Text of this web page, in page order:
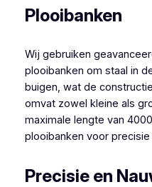
Plooibanken
Wij gebruiken
plooibanken om staal in
buigen, wat de
omvat zowel kleine als
maximale lengte van
plooibanken voor
Precisie en